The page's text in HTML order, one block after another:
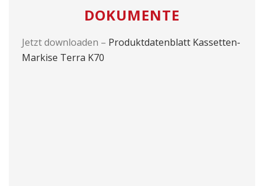
DOKUMENTE
Jetzt downloaden – Produktdatenblatt Kassetten-
Markise Terra K70